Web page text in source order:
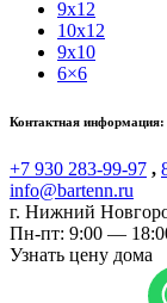
9x12
10x12
9x10
6×6
Контактная информация:
+7 930 283-99-97 ,
info@bartenn.ru
г. Нижний
Пн-пт: 9:00 —
Узнать цену дома